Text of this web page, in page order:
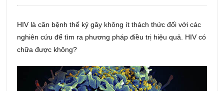
HIV là căn bệnh thế kỷ gây không ít thách thức đối với các
nghiên cứu để tìm ra phương pháp điều trị hiệu quả. HIV có
chữa được không?